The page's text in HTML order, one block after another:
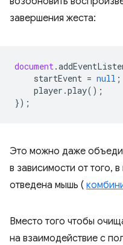
завершения жеста:
document.
startEvent = null ;
player .play();
});
Это можно даже
в зависимости от того,
отведена мышь (
Вместо того чтобы
на взаимодействие с